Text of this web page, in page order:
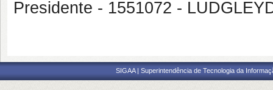
Presidente - 1551072 -
SIGAA | Superintendência de Tecnologia da